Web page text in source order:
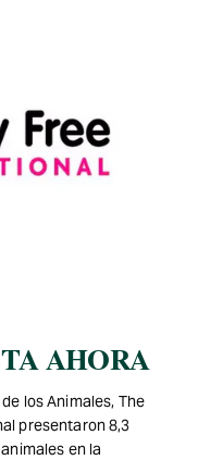
AHORA
los Animales, The
presentaron 8,3
en la